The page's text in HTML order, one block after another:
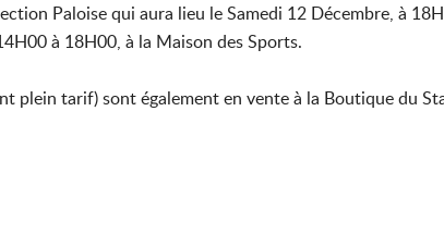
Paloise qui aura lieu le Samedi 12 Décembre, à
à 18H00, à la Maison des Sports.
plein tarif) sont également en vente à la Boutique du